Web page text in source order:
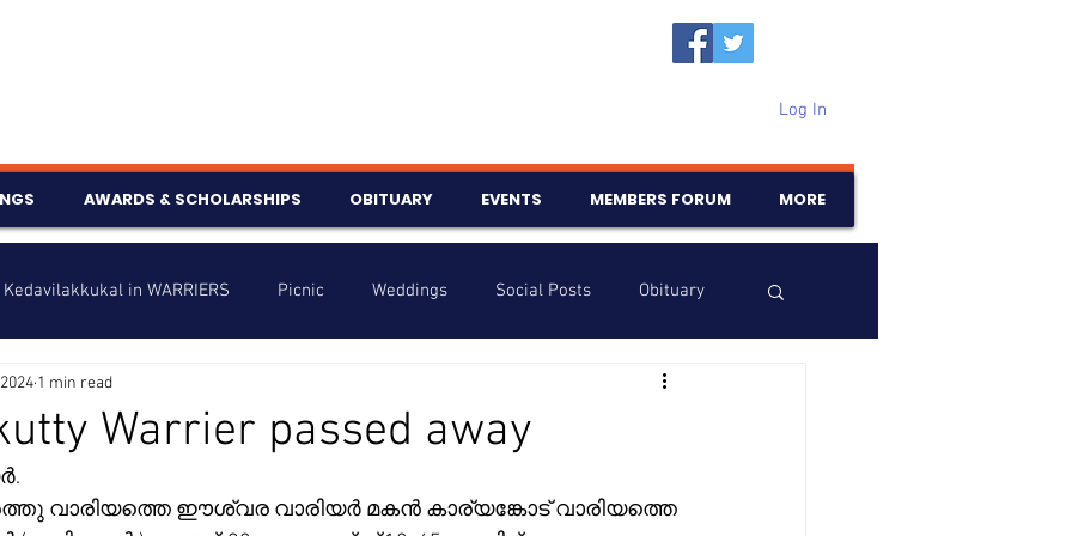
Log In
AWARDS & SCHOLARSHIPS OBITUARY EVENTS MEMBERS FORUM MORE
Kedavilakkukal in WARRIERS Picnic Weddings Social Posts Obituary
Info Birthdays
Warrier passed away
1 min read
വാരിയത്തെ ഈശ്വര വാരിയർ മകൻ കാര്യങ്കോട് വാരിയത്തെ